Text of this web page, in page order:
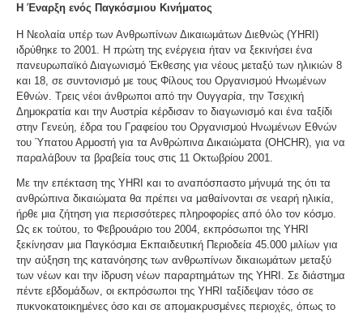
Η Έναρξη ενός Παγκόσμιου Κινήματος
Η Νεολαία υπέρ των Ανθρωπίνων Δικαιωμάτων Διεθνώς (YHRI)
ιδρύθηκε το 2001. Η πρώτη της ενέργεια ήταν να ξεκινήσει ένα
πανευρωπαϊκό Διαγωνισμό Έκθεσης για νέους μεταξύ των ηλικιών 8
και 18, σε συντονισμό με τους Φίλους του Οργανισμού Ηνωμένων
Εθνών. Τρεις νέοι άνθρωποι από την Ουγγαρία, την Τσεχική
Δημοκρατία και την Αυστρία κέρδισαν το διαγωνισμό και ένα ταξίδι
στην Γενεύη, έδρα του Γραφείου του Οργανισμού Ηνωμένων Εθνών
του Ύπατου Αρμοστή για τα Ανθρώπινα Δικαιώματα (OHCHR), για να
παραλάβουν τα βραβεία τους στις 11 Οκτωβρίου 2001.
Με την επέκταση της YHRI και το αναπόσπαστο μήνυμά της ότι τα
ανθρώπινα δικαιώματα θα πρέπει να μαθαίνονται σε νεαρή ηλικία,
ήρθε μια ζήτηση για περισσότερες πληροφορίες από όλο τον κόσμο.
Ως εκ τούτου, το Φεβρουάριο του 2004, εκπρόσωποι της YHRI
ξεκίνησαν μια Παγκόσμια Εκπαιδευτική Περιοδεία 45.000 μιλίων για
την αύξηση της κατανόησης των ανθρωπίνων δικαιωμάτων μεταξύ
των νέων και την ίδρυση νέων παραρτημάτων της YHRI. Σε διάστημα
πέντε εβδομάδων, οι εκπρόσωποι της YHRI ταξίδεψαν τόσο σε
πυκνοκατοικημένες όσο και σε απομακρυσμένες περιοχές, όπως το